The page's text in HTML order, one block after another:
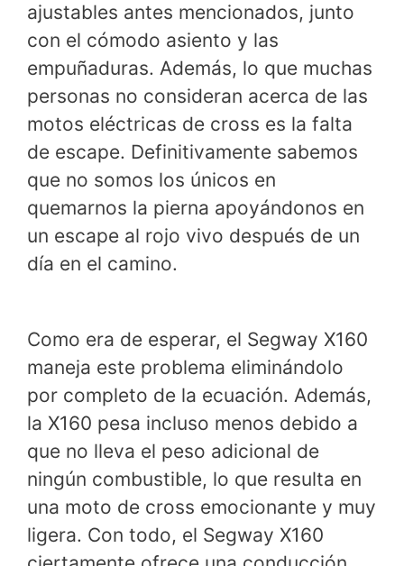
ajustables antes mencionados, junto
con el cómodo asiento y las
empuñaduras. Además, lo que muchas
personas no consideran acerca de las
motos eléctricas de cross es la falta
de escape. Definitivamente sabemos
que no somos los únicos en
quemarnos la pierna apoyándonos en
un escape al rojo vivo después de un
día en el camino.
Como era de esperar, el Segway X160
maneja este problema eliminándolo
por completo de la ecuación. Además,
la X160 pesa incluso menos debido a
que no lleva el peso adicional de
ningún combustible, lo que resulta en
una moto de cross emocionante y muy
ligera. Con todo, el Segway X160